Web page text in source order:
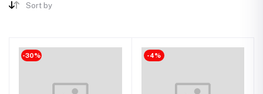
Sort by
-30% -4%